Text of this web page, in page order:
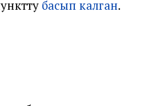
басып калган.